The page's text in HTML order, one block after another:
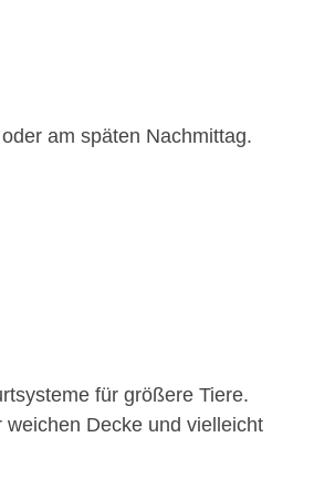
am späten Nachmittag.
für größere Tiere.
Decke und vielleicht